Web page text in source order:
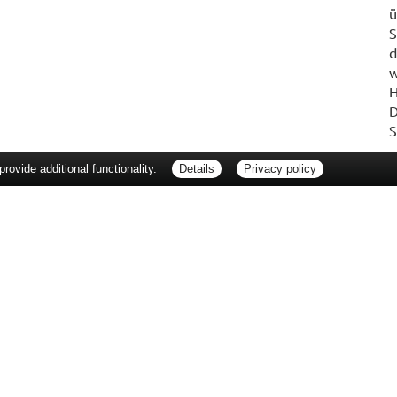
additional functionality. Details Privacy policy